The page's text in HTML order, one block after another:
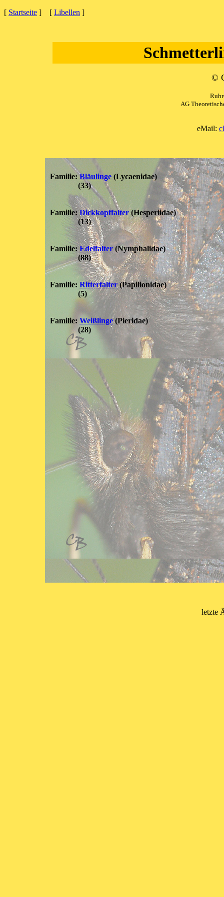
[ Startseite ] [ Libellen ]
©
AG
eMail:
Familie:Bläulinge (Lycaenidae)
(33)
Familie:Dickkopffalter(Hesperiidae)
(13)
Familie:Edelfalter (Nymphalidae)
(88)
Familie: Ritterfalter(Papilionidae)
(5)
Familie: Weißlinge(Pieridae)
(28)
letzte